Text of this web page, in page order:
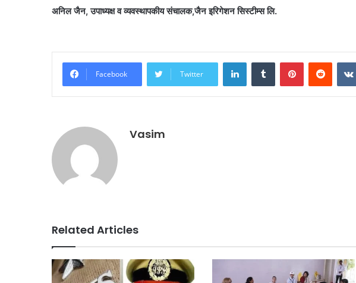
अनिल जैन, उपाध्यक्ष व व्यवस्थापकीय संचालक,जैन इरिगेशन सिस्टीम्स लि.
Facebook Twitter
LinkedInTumblr PinterestReddit
Vasim
Related Articles